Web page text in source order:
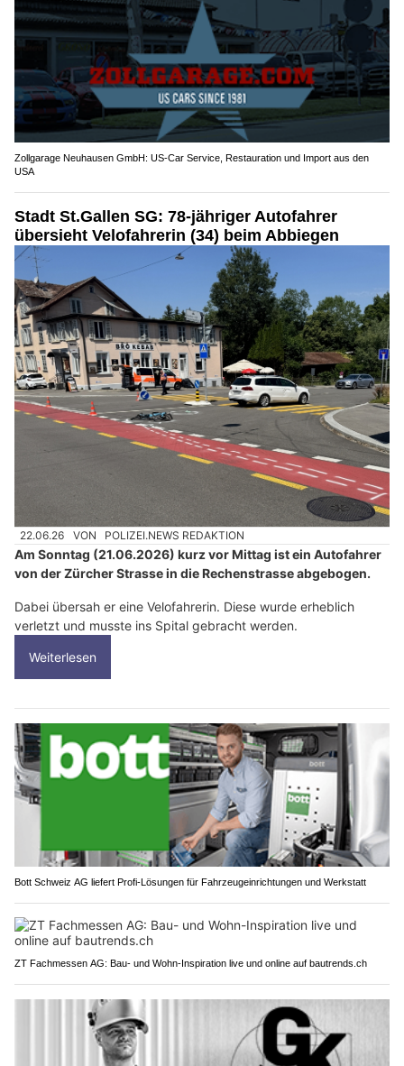
Zollgarage Neuhausen GmbH: US-Car Service, Restauration und Import aus den
USA
Stadt St.Gallen SG: 78-jähriger Autofahrer
übersieht Velofahrerin (34) beim Abbiegen
22.06.26 VON POLIZEI.NEWS REDAKTION
Am Sonntag (21.06.2026) kurz vor Mittag ist ein Autofahrer
von der Zürcher Strasse in die Rechenstrasse abgebogen.
Dabei übersah er eine Velofahrerin. Diese wurde erheblich
verletzt und musste ins Spital gebracht werden.
Weiterlesen
Bott Schweiz AG liefert Profi-Lösungen für Fahrzeugeinrichtungen und Werkstatt
ZT Fachmessen AG: Bau- und Wohn-Inspiration live und online auf bautrends.ch